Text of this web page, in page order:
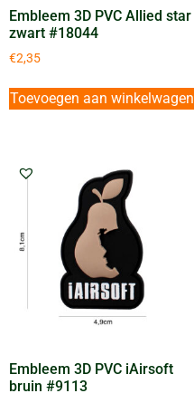
Embleem 3D PVC Allied star
zwart #18044
€2,35
Toevoegen aan winkelwagen
Embleem 3D PVC iAirsoft
bruin #9113